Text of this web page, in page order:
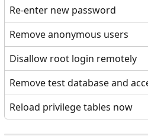
Re-enter new password
Remove anonymous users
Disallow root login remotely
Remove test database and
Reload privilege tables now